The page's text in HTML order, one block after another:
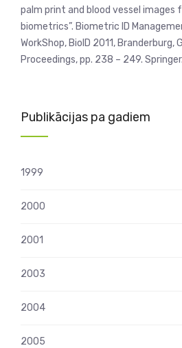
palm print and blood vessel images
biometrics”. Biometric ID
WorkShop, BioID 2011, Branderburg,
Proceedings, pp. 238 – 249. Springer.
Publikācijas pa gadiem
1999
2000
2001
2003
2004
2005